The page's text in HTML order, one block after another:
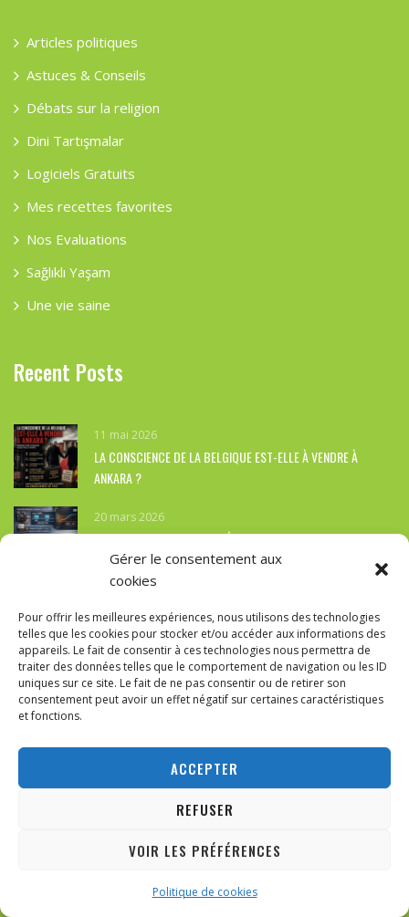
Gérer le consentement aux
cookies
Pour offrir les meilleures expériences, nous utilisons des technologies
telles que les cookies pour stocker et/ou accéder aux informations des
appareils. Le fait de consentir à ces technologies nous permettra de
traiter des données telles que le comportement de navigation ou les ID
uniques sur ce site. Le fait de ne pas consentir ou de retirer son
consentement peut avoir un effet négatif sur certaines caractéristiques
et fonctions.
ACCEPTER
REFUSER
VOIR LES PRÉFÉRENCES
Politique de cookies
Articles politiques
Astuces & Conseils
Débats sur la religion
Dini Tartışmalar
Logiciels Gratuits
Mes recettes favorites
Nos Evaluations
Sağlıklı Yaşam
Une vie saine
Recent Posts
11 mai 2026
LA CONSCIENCE DE LA BELGIQUE EST-ELLE À VENDRE À
ANKARA ?
20 mars 2026
GUIDE COMPLET : PWM & RÉGLAGE DES VENTILATEURS DANS
LE BIOS
DE NICÉE À CONSTANTINOPLE : L’HÉRITAGE MONOTHÉISTE
D’ARIUS, LE SIÈCLE ARIEN ET LA CONSTRUCTION DE LA
DOCTRINE TRINITAIRE
21 Rue Edouard Etienne,
7090 Braine Le Comte
info@ypsiloncomputers.be
+32 (0)67-21-33-12